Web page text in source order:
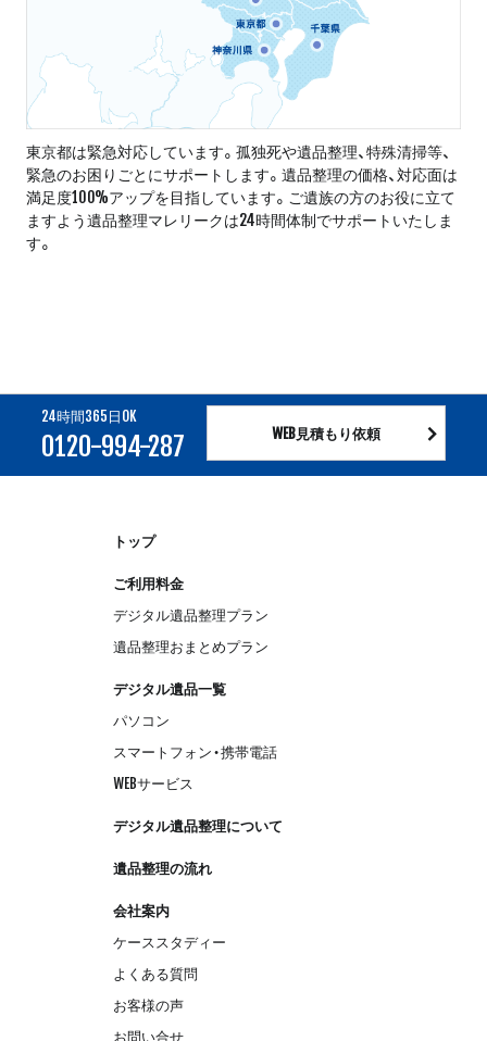
東京都は緊急対応しています。孤独死や遺品整理、特殊清掃等、
緊急のお困りごとにサポートします。遺品整理の価格、対応面は
満足度100%アップを目指しています。ご遺族の方のお役に立て
ますよう遺品整理マレリークは24時間体制でサポートいたしま
す。
24時間365日OK
0120-994-287 WEB見積もり依頼
トップ
ご利用料金
デジタル遺品整理プラン
遺品整理おまとめプラン
デジタル遺品一覧
パソコン
スマートフォン・携帯電話
WEBサービス
デジタル遺品整理について
遺品整理の流れ
会社案内
ケーススタディー
よくある質問
お客様の声
お問い合せ